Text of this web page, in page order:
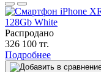
128Gb White
Распродано
326 100 тг.
Подробнее